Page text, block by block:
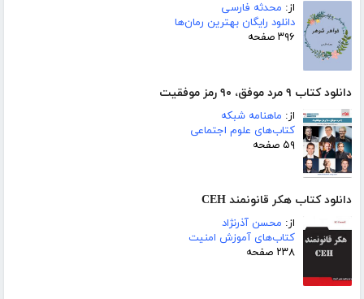
از: محدثه فارسی
دانلود رایگان بهترین رمان‌ها
۳۹۶ صفحه
دانلود کتاب ۹ مرد موفق، ۹۰ رمز موفقیت
از: ماهنامه شبکه
کتاب‌های علوم اجتماعی
۵۹ صفحه
دانلود کتاب هکر قانونمند CEH
از: محسن آذرنژاد
کتاب‌های آموزش امنیت
۲۳۸ صفحه